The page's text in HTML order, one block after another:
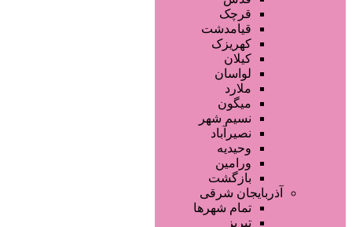
قرچک
قیامدشت
کهریزک
کیلان
لواسان
ملارد
میگون
نسیم شهر
نصیرآباد
وحیدیه
ورامین
بازگشت
آذربایجان شرقی
تمام شهر‌ها
تبریز
صفحه اصلی
آگهی انبوه
طراحی سایت
صفحه اختصاصی
لیست سایتهای تبلیغاتی